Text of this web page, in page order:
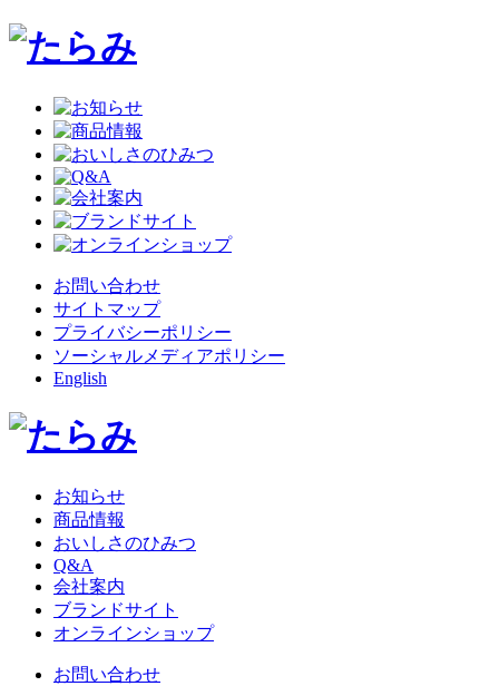
お問い合わせ
サイトマップ
プライバシーポリシー
ソーシャルメディアポリシー
English
お知らせ
商品情報
おいしさのひみつ
Q&A
会社案内
ブランドサイト
オンラインショップ
お問い合わせ